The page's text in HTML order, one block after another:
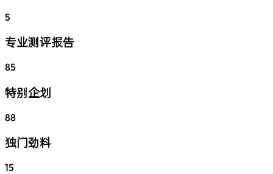
5
专业测评报告
85
特别企划
88
独门劲料
15